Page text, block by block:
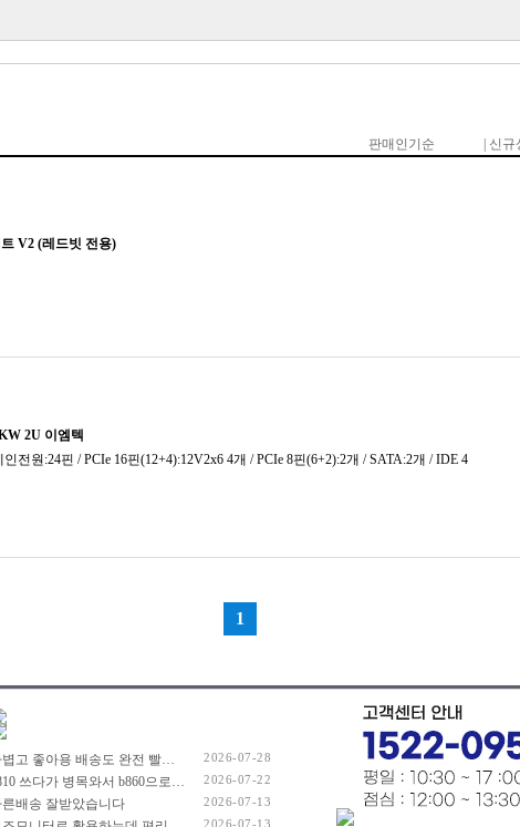
120mm 팬
130mm 팬
가볍고 좋아용 배송도 완전 빨리 해주셔서 잘 쓰고 있습니당 2026-07-28
h810 쓰다가 병목와서 b860으로 넘어왔어요. 제품 좋습니다. 가격도요... 2026-07-22
배송 잘받았습니다 2026-07-13
2026-07-13